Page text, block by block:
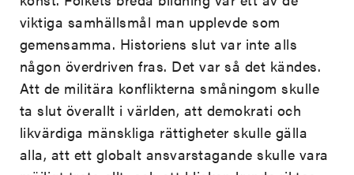
viktiga samhällsmål man upplevde som
gemensamma. Historiens slut var inte alls
någon överdriven fras. Det var så det kändes.
Att de militära konflikterna småningom skulle
ta slut överallt i världen, att demokrati och
likvärdiga mänskliga rättigheter skulle gälla
alla, att ett globalt ansvarstagande skulle vara